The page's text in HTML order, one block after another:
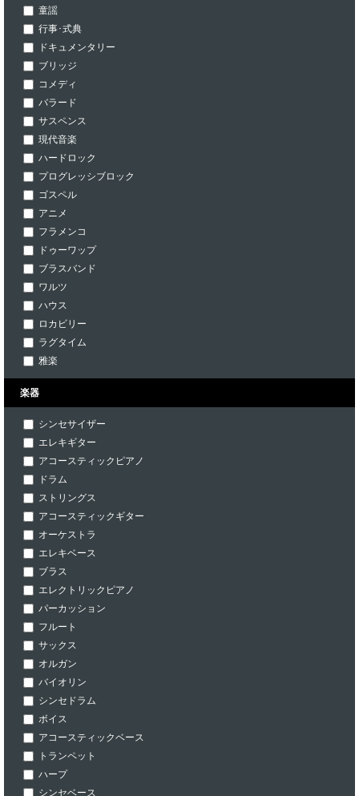
童謡
行事･式典
ドキュメンタリー
ブリッジ
コメディ
バラード
サスペンス
現代音楽
ハードロック
プログレッシブロック
ゴスペル
アニメ
フラメンコ
ドゥーワップ
ブラスバンド
ワルツ
ハウス
ロカビリー
ラグタイム
雅楽
楽器
シンセサイザー
エレキギター
アコースティックピアノ
ドラム
ストリングス
アコースティックギター
オーケストラ
エレキベース
ブラス
エレクトリックピアノ
パーカッション
フルート
サックス
オルガン
バイオリン
シンセドラム
ボイス
アコースティックベース
トランペット
ハープ
シンセベース